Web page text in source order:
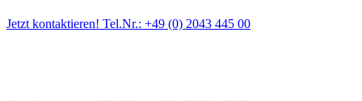
Jetzt kontaktieren! Tel.Nr.: +49 (0) 2043 445 00